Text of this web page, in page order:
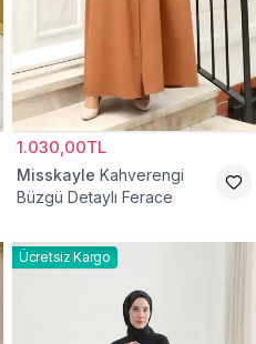
1.030,00TL
Misskayle Kahverengi
Büzgü Detaylı Ferace
Ücretsiz Kargo